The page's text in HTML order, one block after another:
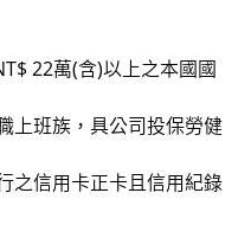
22萬(含)以上之本國國
上班族，具公司投保勞健
之信用卡正卡且信用紀錄